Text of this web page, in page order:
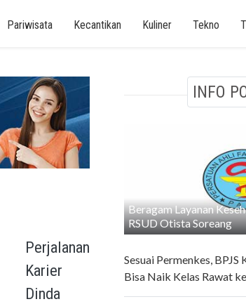
Pariwisata Kecantikan Kuliner Tekno
Perjalanan
Karier
Dinda
INFO
Beragam Layanan
RSUD Otista Soreang
Sesuai Permenkes,
Bisa Naik Kelas Rawat